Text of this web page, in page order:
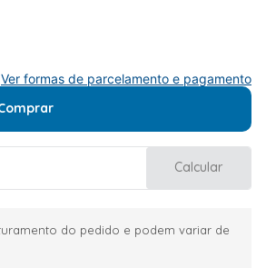
Ver formas de parcelamento e pagamento
Calcular
do pedido e podem variar de